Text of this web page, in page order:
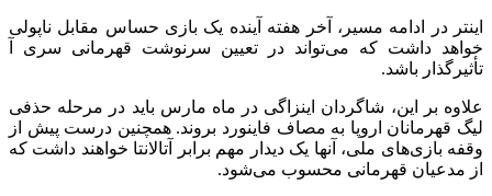
اینتر در ادامه مسیر، آخر هفته آینده یک بازی حساس مقابل ناپولی
خواهد داشت که می‌تواند در تعیین سرنوشت قهرمانی سری آ
تأثیرگذار باشد.
علاوه بر این، شاگردان اینزاگی در ماه مارس باید در مرحله حذفی
لیگ قهرمانان اروپا به مصاف فاینورد بروند. همچنین درست پیش از
وقفه بازی‌های ملی، آنها یک دیدار مهم برابر آتالانتا خواهند داشت که
از مدعیان قهرمانی محسوب می‌شود.